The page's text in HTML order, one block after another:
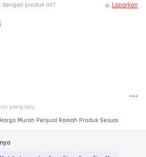
dengan produk ini? Laporkan
yang lalu
Murah Penjual Ramah Produk Sesuai